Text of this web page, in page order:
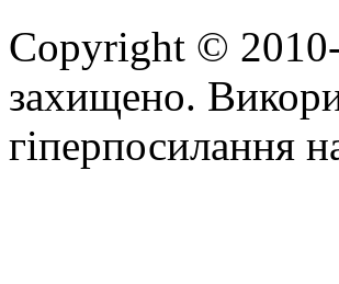
Copyright ©
захищено.
гіперпосилання